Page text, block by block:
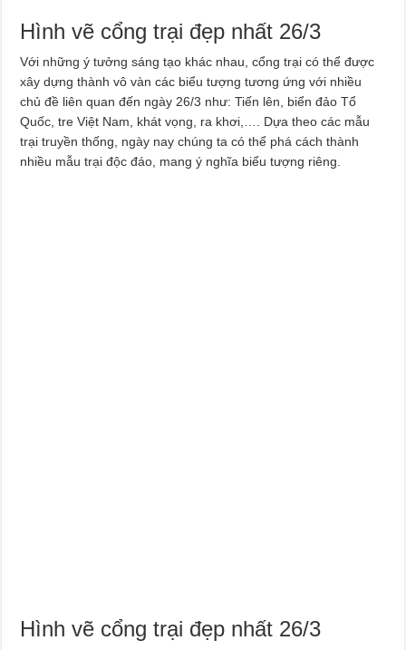
Hình vẽ cổng trại đẹp nhất 26/3
Với những ý tưởng sáng tạo khác nhau, cổng trại có thể được
xây dựng thành vô vàn các biểu tượng tương ứng với nhiều
chủ đề liên quan đến ngày 26/3 như: Tiến lên, biển đảo Tổ
Quốc, tre Việt Nam, khát vọng, ra khơi,…. Dựa theo các mẫu
trại truyền thống, ngày nay chúng ta có thể phá cách thành
nhiều mẫu trại độc đáo, mang ý nghĩa biểu tượng riêng.
Hình vẽ cổng trại đẹp nhất 26/3